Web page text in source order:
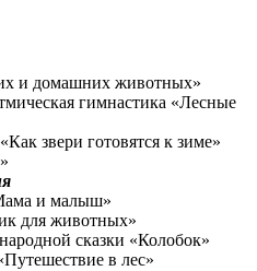
и домашних животных»
гимнастика «Лесные
звери готовятся к зиме»
и малыш»
для животных»
сказки «Колобок»
в лес»